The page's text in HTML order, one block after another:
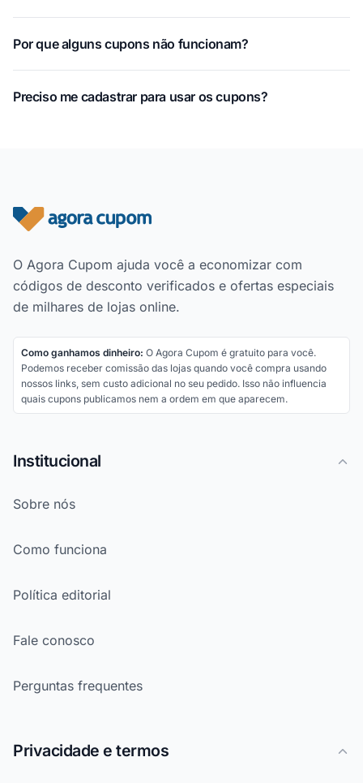
Por que alguns cupons não funcionam?
Preciso me cadastrar para usar os cupons?
Rodapé do site
O Agora Cupom ajuda você a economizar com
códigos de desconto verificados e ofertas especiais
de milhares de lojas online.
Como ganhamos dinheiro: O Agora Cupom é gratuito para você.
Podemos receber comissão das lojas quando você compra usando
nossos links, sem custo adicional no seu pedido. Isso não influencia
quais cupons publicamos nem a ordem em que aparecem.
Institucional
Sobre nós
Como funciona
Política editorial
Fale conosco
Perguntas frequentes
Privacidade e termos